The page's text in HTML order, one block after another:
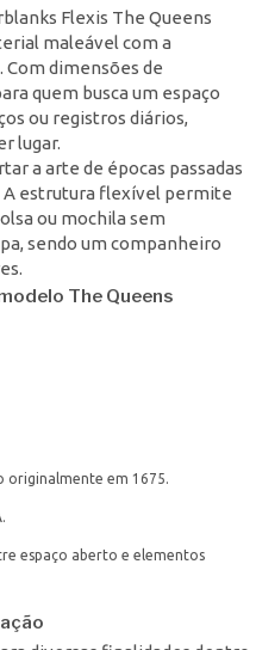
Flexis The Queens
maleável com a
dimensões de
quem busca um espaço
ou registros diários,
lugar.
a arte de épocas passadas
A estrutura flexível permite
ou mochila sem
sendo um companheiro
The Queens
originalmente em 1675.
espaço aberto e elementos